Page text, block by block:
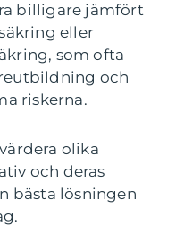
billigare jämfört
eller
som ofta
och
riskerna.
olika
och deras
bästa lösningen